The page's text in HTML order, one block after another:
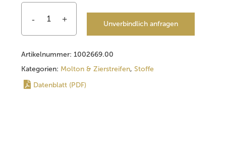
Unverbindlich anfragen
Artikelnummer: 1002669.00
Kategorien: Molton & Zierstreifen, Stoffe
Datenblatt (PDF)